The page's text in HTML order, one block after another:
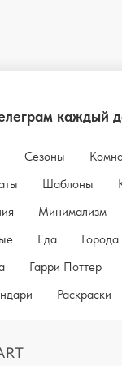
каждый
Сезоны
Шаблоны
Минимализм
Еда Города
Гарри Поттер
Раскраски